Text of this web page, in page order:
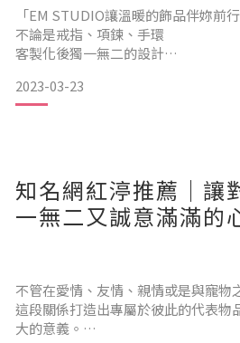
我設計上的建議，
使得最後的成品完美地符合了我的需
客
「EM STUDIO讓溫暖的飾品伴妳前行
不論是戒指、項鍊、手環
客製化後獨一無二的設計
超級喜歡的雙圓項鍊
different from how you really are.
可以刻上紀念日或其他代表性標誌跟
我是在上面刻
2023-03-23
知名網紅渟推薦｜讓
一無二又誠意滿滿的
不管在愛情、友情、親情或是與寵物
這段關係打造出專屬於彼此的代表物
大的意義。